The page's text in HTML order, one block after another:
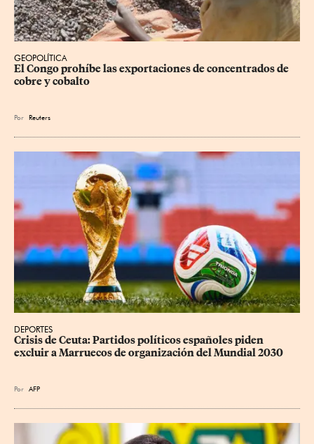
GEOPOLÍTICA
El Congo prohíbe las exportaciones de concentrados de
cobre y cobalto
Por Reuters
DEPORTES
Crisis de Ceuta: Partidos políticos españoles piden
excluir a Marruecos de organización del Mundial 2030
Por AFP